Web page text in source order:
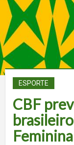
ESPORTE
CBF